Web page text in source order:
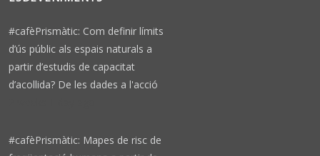
#cafèPrismàtic: Com definir límits
d’ús públic als espais naturals a
partir d’estudis de capacitat
d’acollida? De les dades a l'acció
#cafèPrismàtic: Mapes de risc de